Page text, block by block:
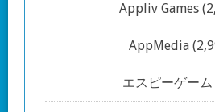
Appliv Games
AppMedia
エスピーゲーム